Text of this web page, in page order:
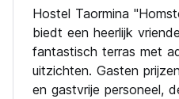
Hostel Taormina
biedt een heerlijk
fantastisch terras met
uitzichten. Gasten
en gastvrije personeel,